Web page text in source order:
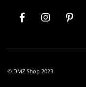
© DMZ Shop 2023